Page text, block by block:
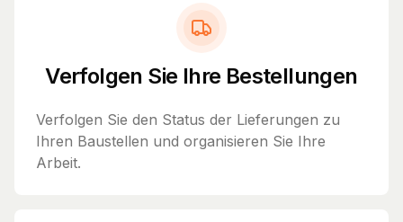
Verfolgen Sie Ihre Bestellungen
Verfolgen Sie den Status der Lieferungen zu
Ihren Baustellen und organisieren Sie Ihre
Arbeit.